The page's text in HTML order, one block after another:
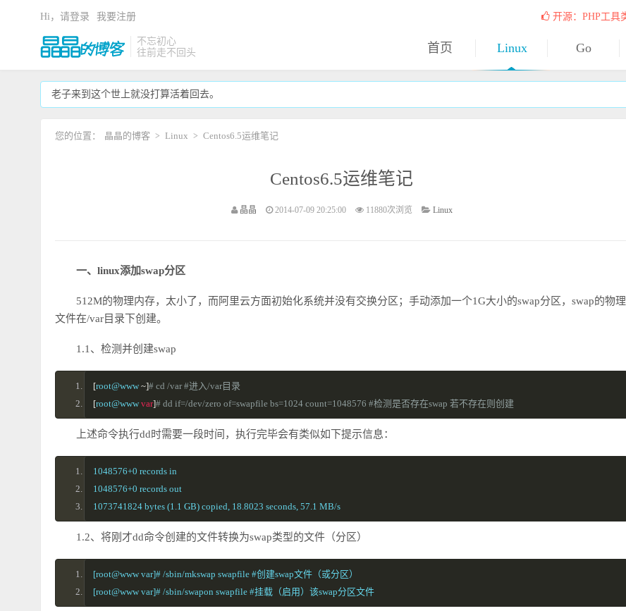
不忘初心
往前走不回头
首页 Linux Go
Hi，请登录 我要注册 开源：PHP工具
老子来到这个世上就没打算活着回去。
您的位置： 晶晶的博客 > Linux > Centos6.5运维笔记
Centos6.5运维笔记
晶晶 2014-07-09 20:25:00 11880次浏览 Linux
一、linux添加swap分区
512M的物理内存，太小了，而阿里云方面初始化系统并没有交换分区；手动添加一个1G大小的swap分区，swap的物理
文件在/var目录下创建。
1.1、检测并创建swap
[root@www ~]# cd /var #进入/var目录
[root@www var]# dd if=/dev/zero of=swapfile bs=1024 count=1048576 #检测是否存在swap 若不存在则创建
上述命令执行dd时需要一段时间，执行完毕会有类似如下提示信息：
1048576+0 records in
1048576+0 records out
1073741824 bytes (1.1 GB) copied, 18.8023 seconds, 57.1 MB/s
1.2、将刚才dd命令创建的文件转换为swap类型的文件（分区）
[root@www var]# /sbin/mkswap swapfile #创建swap文件（或分区）
[root@www var]# /sbin/swapon swapfile #挂载（启用）该swap分区文件